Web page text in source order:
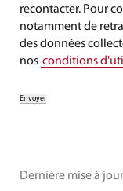
recontacter. Pour
notamment de
des données
nos conditions
Dernière mise à